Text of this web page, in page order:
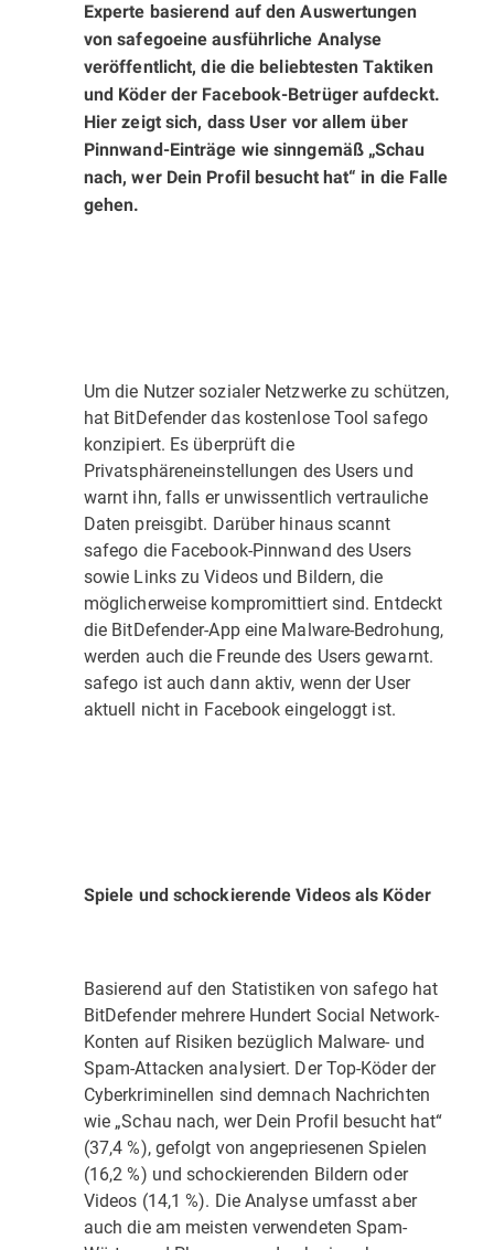
Experte basierend auf den Auswertungen
von safegoeine ausführliche Analyse
veröffentlicht, die die beliebtesten Taktiken
und Köder der Facebook-Betrüger aufdeckt.
Hier zeigt sich, dass User vor allem über
Pinnwand-Einträge wie sinngemäß „Schau
nach, wer Dein Profil besucht hat“ in die Falle
gehen.
Um die Nutzer sozialer Netzwerke zu schützen,
hat BitDefender das kostenlose Tool safego
konzipiert. Es überprüft die
Privatsphäreneinstellungen des Users und
warnt ihn, falls er unwissentlich vertrauliche
Daten preisgibt. Darüber hinaus scannt
safego die Facebook-Pinnwand des Users
sowie Links zu Videos und Bildern, die
möglicherweise kompromittiert sind. Entdeckt
die BitDefender-App eine Malware-Bedrohung,
werden auch die Freunde des Users gewarnt.
safego ist auch dann aktiv, wenn der User
aktuell nicht in Facebook eingeloggt ist.
Spiele und schockierende Videos als Köder
Basierend auf den Statistiken von safego hat
BitDefender mehrere Hundert Social Network-
Konten auf Risiken bezüglich Malware- und
Spam-Attacken analysiert. Der Top-Köder der
Cyberkriminellen sind demnach Nachrichten
wie „Schau nach, wer Dein Profil besucht hat“
(37,4 %), gefolgt von angepriesenen Spielen
(16,2 %) und schockierenden Bildern oder
Videos (14,1 %). Die Analyse umfasst aber
auch die am meisten verwendeten Spam-